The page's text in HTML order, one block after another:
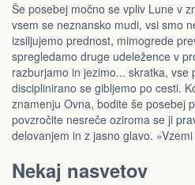
Še posebej močno se vpliv Lune v
vsem se neznansko mudi, vsi smo
izsiljujemo prednost, mimogrede
spregledamo druge udeležence v
razburjamo in jezimo... skratka, vse
disciplinirano se gibljemo po cesti.
znamenju Ovna, bodite še posebej
povzročite nesreče oziroma se ji
delovanjem in z jasno glavo.
Nekaj nasvetov